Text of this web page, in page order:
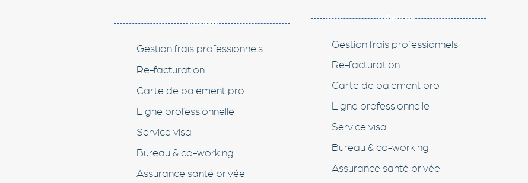
Options
Gestion frais professionnels
Re-facturation
Carte de paiement pro
Ligne professionnelle
Service visa
Bureau & co-working
Assurance santé privée
Options
Gestion frais professionnels
Re-facturation
Carte de paiement pro
Ligne professionnelle
Service visa
Bureau & co-working
Assurance santé privée